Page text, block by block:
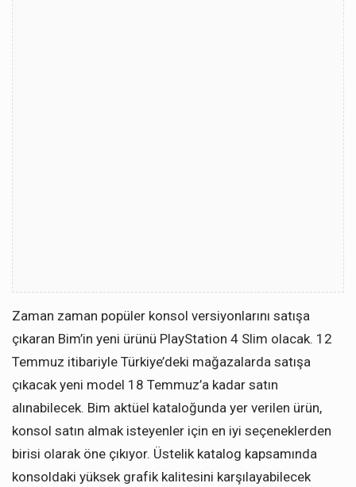
Zaman zaman popüler konsol versiyonlarını satışa
çıkaran Bim’in yeni ürünü PlayStation 4 Slim olacak. 12
Temmuz itibariyle Türkiye’deki mağazalarda satışa
çıkacak yeni model 18 Temmuz’a kadar satın
alınabilecek. Bim aktüel kataloğunda yer verilen ürün,
konsol satın almak isteyenler için en iyi seçeneklerden
birisi olarak öne çıkıyor. Üstelik katalog kapsamında
konsoldaki yüksek grafik kalitesini karşılayabilecek